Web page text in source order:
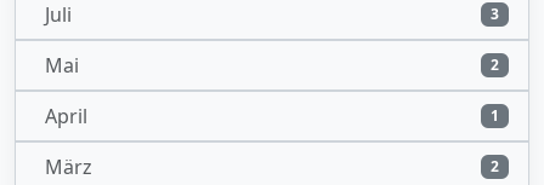
Juli
3
Mai 2
April 1
März 2